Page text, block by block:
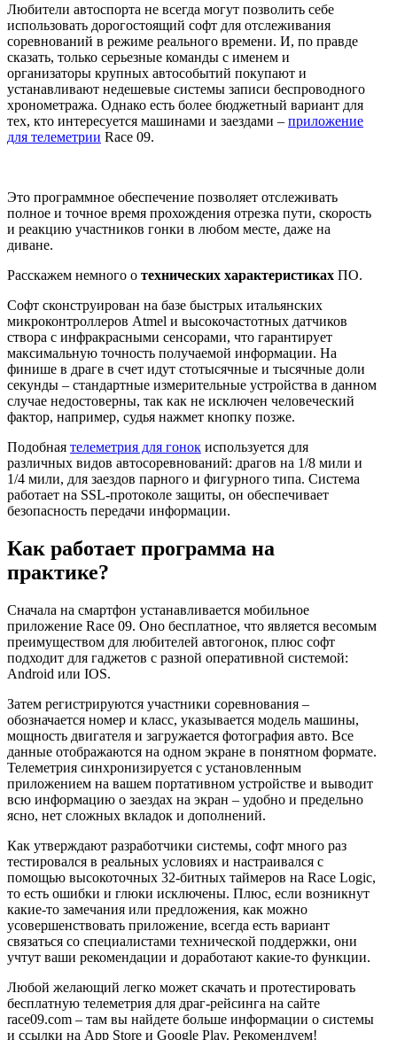
Любители автоспорта не всегда могут позволить себе
использовать дорогостоящий софт для отслеживания
соревнований в режиме реального времени. И, по правде
сказать, только серьезные команды с именем и
организаторы крупных автособытий покупают и
устанавливают недешевые системы записи беспроводного
хронометража. Однако есть более бюджетный вариант для
тех, кто интересуется машинами и заездами – приложение
для телеметрии Race 09.
Это программное обеспечение позволяет отслеживать
полное и точное время прохождения отрезка пути, скорость
и реакцию участников гонки в любом месте, даже на
диване.
Расскажем немного о технических характеристиках ПО.
Софт сконструирован на базе быстрых итальянских
микроконтроллеров Atmel и высокочастотных датчиков
створа с инфракрасными сенсорами, что гарантирует
максимальную точность получаемой информации. На
финише в драге в счет идут стотысячные и тысячные доли
секунды – стандартные измерительные устройства в данном
случае недостоверны, так как не исключен человеческий
фактор, например, судья нажмет кнопку позже.
Подобная телеметрия для гонок используется для
различных видов автосоревнований: драгов на 1/8 мили и
1/4 мили, для заездов парного и фигурного типа. Система
работает на SSL-протоколе защиты, он обеспечивает
безопасность передачи информации.
Как работает программа на
практике?
Сначала на смартфон устанавливается мобильное
приложение Race 09. Оно бесплатное, что является весомым
преимуществом для любителей автогонок, плюс софт
подходит для гаджетов с разной оперативной системой:
Android или IOS.
Затем регистрируются участники соревнования –
обозначается номер и класс, указывается модель машины,
мощность двигателя и загружается фотография авто. Все
данные отображаются на одном экране в понятном формате.
Телеметрия синхронизируется с установленным
приложением на вашем портативном устройстве и выводит
всю информацию о заездах на экран – удобно и предельно
ясно, нет сложных вкладок и дополнений.
Как утверждают разработчики системы, софт много раз
тестировался в реальных условиях и настраивался с
помощью высокоточных 32-битных таймеров на Race Logic,
то есть ошибки и глюки исключены. Плюс, если возникнут
какие-то замечания или предложения, как можно
усовершенствовать приложение, всегда есть вариант
связаться со специалистами технической поддержки, они
учтут ваши рекомендации и доработают какие-то функции.
Любой желающий легко может скачать и протестировать
бесплатную телеметрия для драг-рейсинга на сайте
race09.com – там вы найдете больше информации о системы
и ссылки на App Store и Google Play. Рекомендуем!